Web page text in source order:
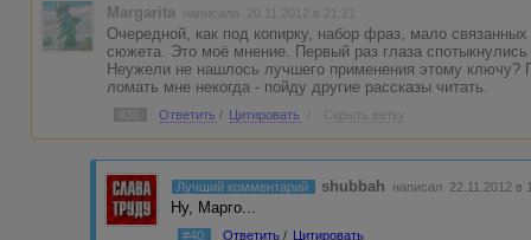
Margarita написала 20.11.2012 в 21:21
Очередной, как под копирку, набор фраз, мало
сюжета. Это моё мнение. Первый раз глаза
Неужели не нашлось лучшего применения этому ключу?
ломать мне некогда - пойду другие рассказы читать.
#36 Ответить / Цитировать Скрыть ветку
Лучший комментарий shubbah написал 22.11.2012
Ну, Марго...
#40 Ответить / Цитировать